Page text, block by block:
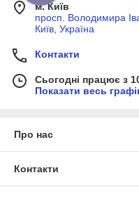
м. Київ
просп. Володимира
Київ, Україна
Контакти
Сьогодні працює з
Показати весь
Про нас
Контакти